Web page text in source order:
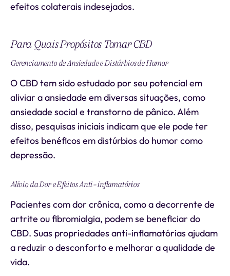
efeitos colaterais indesejados.
Para Quais Propósitos Tomar CBD
Gerenciamento de Ansiedade e Distúrbios de Humor
O CBD tem sido estudado por seu potencial em
aliviar a ansiedade em diversas situações, como
ansiedade social e transtorno de pânico. Além
disso, pesquisas iniciais indicam que ele pode ter
efeitos benéficos em distúrbios do humor como
depressão.
Alívio da Dor e Efeitos Anti-inflamatórios
Pacientes com dor crônica, como a decorrente de
artrite ou fibromialgia, podem se beneficiar do
CBD. Suas propriedades anti-inflamatórias ajudam
a reduzir o desconforto e melhorar a qualidade de
vida.